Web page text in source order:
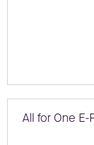
All for One E-